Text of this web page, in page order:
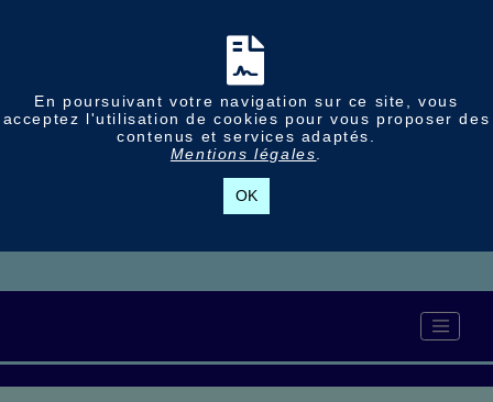
En poursuivant votre navigation sur ce site, vous
acceptez l'utilisation de cookies pour vous proposer des
contenus et services adaptés.
Mentions légales
OK